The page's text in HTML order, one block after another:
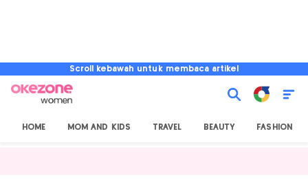
Scroll kebawah untuk membaca artikel
HOME MOM AND KIDS TRAVEL BEAUTY FASHION